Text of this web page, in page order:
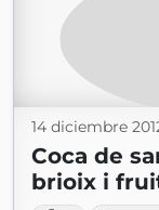
14 diciembre
Coca de
brioix i